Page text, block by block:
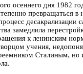
осеннего дня 1982
превращаться
десакрализации
замедлила
к ленинским
учения,
Сталиным, но